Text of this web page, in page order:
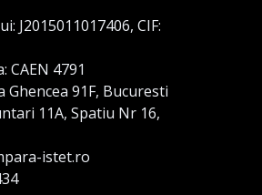
J2015011017406, CIF:
CAEN 4791
Ghencea 91F, Bucuresti
11A, Spatiu Nr 16,
istet.ro